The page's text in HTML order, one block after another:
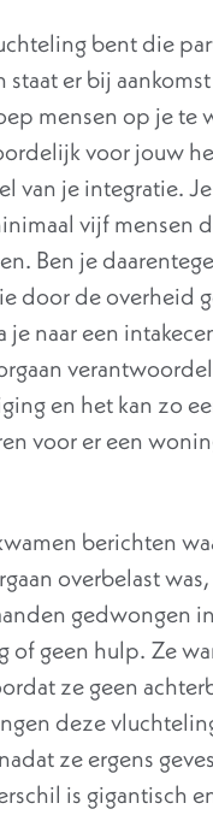
bent die
er bij
mensen op je te
voor jouw
van je integratie.
vijf mensen
Ben je
door de overheid
je naar een
en het kan zo
voor er een
berichten
overbelast
gedwongen
of geen hulp. Ze
ze geen
deze
ze ergens
is gigantisch